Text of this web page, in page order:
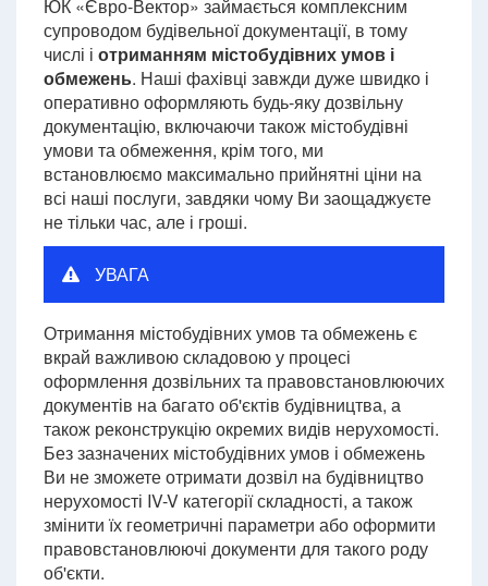
ЮК «Євро-Вектор» займається комплексним
супроводом будівельної документації, в тому
числі і отриманням містобудівних умов і
обмежень. Наші фахівці завжди дуже швидко і
оперативно оформляють будь-яку дозвільну
документацію, включаючи також містобудівні
умови та обмеження, крім того, ми
встановлюємо максимально прийнятні ціни на
всі наші послуги, завдяки чому Ви заощаджуєте
не тільки час, але і гроші.
УВАГА
Отримання містобудівних умов та обмежень є
вкрай важливою складовою у процесі
оформлення дозвільних та правовстановлюючих
документів на багато об'єктів будівництва, а
також реконструкцію окремих видів нерухомості.
Без зазначених містобудівних умов і обмежень
Ви не зможете отримати дозвіл на будівництво
нерухомості IV-V категорії складності, а також
змінити їх геометричні параметри або оформити
правовстановлюючі документи для такого роду
об'єкти.